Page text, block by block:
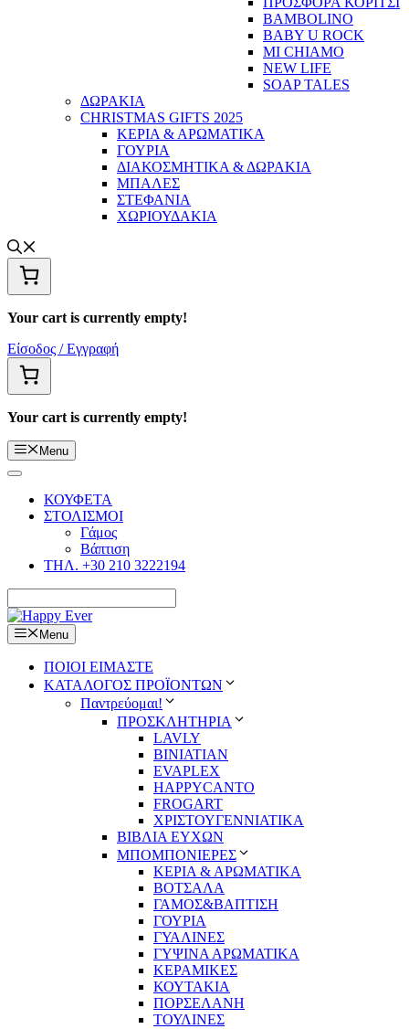
BAMBOLINO
BABY U ROCK
MI CHIAMO
NEW LIFE
SOAP TALES
ΔΩΡΑΚΙΑ
CHRISTMAS GIFTS 2025
ΚΕΡΙΑ & ΑΡΩΜΑΤΙΚΑ
ΓΟΥΡΙΑ
ΔΙΑΚΟΣΜΗΤΙΚΑ & ΔΩΡΑΚΙΑ
ΜΠΑΛΕΣ
ΣΤΕΦΑΝΙΑ
ΧΩΡΙΟΥΔΑΚΙΑ
Your cart is currently empty!
Είσοδος / Εγγραφή
Your cart is currently empty!
Menu
ΚΟΥΦΕΤΑ
ΣΤΟΛΙΣΜΟΙ
Γάμος
Βάπτιση
ΤΗΛ. +30 210 3222194
Menu
ΠΟΙΟΙ ΕΙΜΑΣΤΕ
ΚΑΤΑΛΟΓΟΣ ΠΡΟΪΟΝΤΩΝ
Παντρεύομαι!
ΠΡΟΣΚΛΗΤΗΡΙΑ
LAVLY
BINIATIAN
EVAPLEX
HAPPYCANTO
FROGART
ΧΡΙΣΤΟΥΓΕΝΝΙΑΤΙΚΑ
ΒΙΒΛΙΑ ΕΥΧΩΝ
ΜΠΟΜΠΟΝΙΕΡΕΣ
ΚΕΡΙΑ & ΑΡΩΜΑΤΙΚΑ
ΒΟΤΣΑΛΑ
ΓΑΜΟΣ&ΒΑΠΤΙΣΗ
ΓΟΥΡΙΑ
ΓΥΑΛΙΝΕΣ
ΓΥΨΙΝΑ ΑΡΩΜΑΤΙΚΑ
ΚΕΡΑΜΙΚΕΣ
ΚΟΥΤΑΚΙΑ
ΠΟΡΣΕΛΑΝΗ
ΤΟΥΛΙΝΕΣ